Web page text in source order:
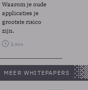
Waarom je oude
applicaties je
grootste risico
zijn.
1 min
MEER WHITEPAPERS